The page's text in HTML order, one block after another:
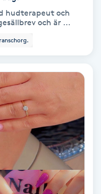
hudterapeut och
och är ...